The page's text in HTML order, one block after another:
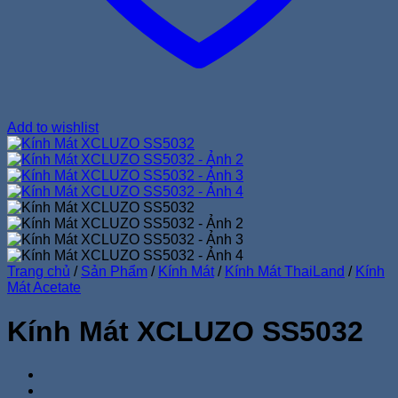
Add to wishlist
Trang chủ / Sản Phẩm / Kính Mát / Kính Mát ThaiLand / Kính
Mát Acetate
Kính Mát XCLUZO SS5032